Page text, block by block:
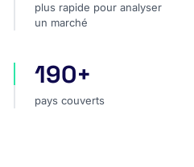
plus rapide pour analyser
un marché
pays couverts
190+
pays couverts